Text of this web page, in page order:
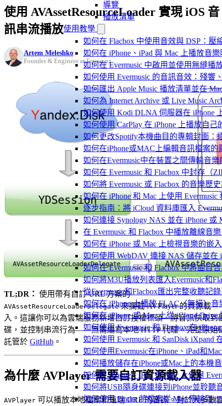
導覽
播放清單
使用教學
如何在 Flacbox 中使用音效與 DSP：壓
如何在 iPhone、iPad 與 Mac 上播放音
如何在 Evermusic 中啟用並使用無縫播
如何使用 Evermusic 的音訊音效：殘
如何匯出 Apple Music 播放清單並在
如何為 Internet Archive 或 Live Music
如何使用 Kodi DLNA 伺服器在 iPhone
如何使用 CarPlay 在 iPhone 上播放自己
如何更改Spotify本機曲目的專輯封面：
如何在iPhone或MAC上編輯音訊檔案的
如何在Evermusic中在裝置之間傳輸音
如何在 Evermusic 和 Flacbox 中封存（
如何將 Evermusic 或 Flacbox 的音樂歷
如何在 iPhone 和 Mac 上使用
逐步指南：將 iCloud 資料庫匯入
如何連接 Synology NAS 並在 iPhone 或
在 Evermusic 和 Flacbox 中播放離線音
如何在 iPhone 或 Mac 上檢視音樂的嵌
如何使用 WebDAV 連接 NAS 儲存並在
如何在 Evermusic 和 Flacbox 中將曲目
如何將M3U播放列表匯入Evermusic和
從Evermusic和Flacbox匯出完整收聽記
如何在 iPhone 上播放 FLAC（無損）音
如何在 iPhone 或 Mac 上從 iCloud Drive
如何使用 Evermusic 和 Flacbox 在
如何使用 Evermusic 和 SanDisk iXpand
如何使用Evermusic在iPhone、iPad和
如何播放儲存在iPhone或Mac上的本機
如何在 iPhone、iPad 或 Mac 上使用
如何將USB隨身碟連接到iPhone並聆聽
如何使用 Finder 將檔案從 Mac 傳輸到
使用 AVAssetResourceLoader 實現 iOS 音
訊串流播放
Artem Meleshko
Founder & Engineer at Everappz
TL;DR： 使用帶有自訂 URL 方案的
AVAssetResourceLoaderDelegate來攔截 AVPlayer 的資源載
入。這讓你可以為雲端服務新增自訂授權標頭、將音訊快取到
碟，並控制串流行為——無需編寫本地 HTTP 代理。完整原始
託管於 GitHub 。
為什麼 AVPlayer 需要自訂資源載入器
AVPlayer 可以播放本地檔案和遠端 URL 的音訊。對於大多數